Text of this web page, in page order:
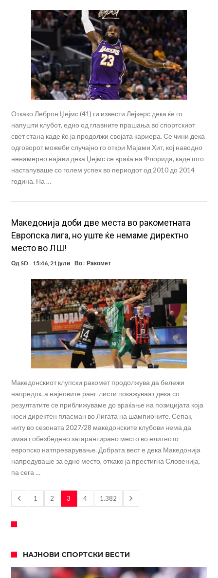
Откако Леброн Џејмс (41) ги извести Лејкерс дека ќе го
напушти клубот, едно од главните прашања во спортскиот
свет стана каде ќе ја продолжи својата кариера. Се чини дека
одговорот можеби случајно го откри Мајами Хит, кој наводно
ненамерно најави дека Џејмс се враќа на Флорида, каде што
настапуваше со голем успех во периодот од 2010 до 2014
година. На …
Македонија доби две места во ракометната
Европска лига, но уште ќе немаме директно
место во ЛШ!
Од SD 15:46, 21 јули Во : Ракомет
Македонскиот клупски ракомет продолжува да бележи
напредок, а најновите ранг-листи покажуваат дека со
резултатите се приближуваме до враќање на позицијата која
носи директен пласман во Лигата на шампионите. Сепак,
ниту во сезоната 2027/28 македонските клубови нема да
имаат обезбедено загарантирано место во елитното
европско натпреварување. Добрата вест е дека Македонија
напредуваше за едно место, откако ја престигна Словенија,
па сега …
1 2 3 4 1.382
НАЈНОВИ СПОРТСКИ ВЕСТИ